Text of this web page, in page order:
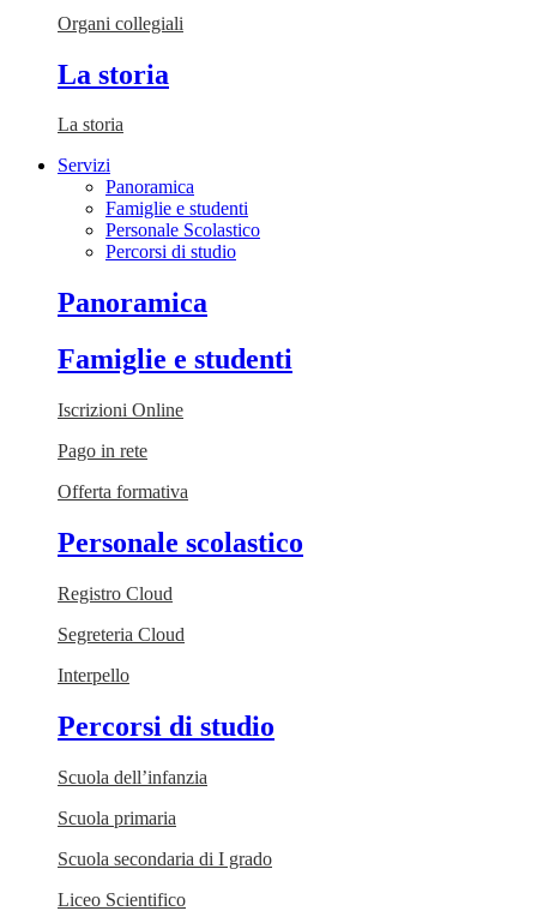
Organi collegiali
La storia
La storia
Servizi
Panoramica
Famiglie e studenti
Personale Scolastico
Percorsi di studio
Panoramica
Famiglie e studenti
Iscrizioni Online
Pago in rete
Offerta formativa
Personale scolastico
Registro Cloud
Segreteria Cloud
Interpello
Percorsi di studio
Scuola dell’infanzia
Scuola primaria
Scuola secondaria di I grado
Liceo Scientifico